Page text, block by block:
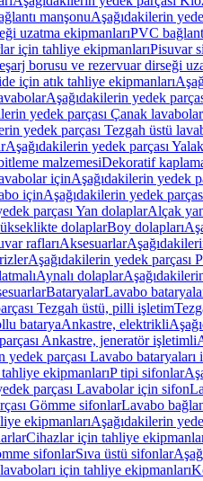
manşonuAşağıdakilerin
uzatma ekipmanlarıPVC
için tahliye ekipmanlarıPisuvar
borusu ve rezervuar dirseği
için atık tahliye ekipmanları
Aşağıdakilerin yedek
yedek parçası Çanak lavabolar
yedek parçası Tezgah üstü
Aşağıdakilerin yedek parçası
malzemesiDekoratif
içinAşağıdakilerin yedek
içinAşağıdakilerin yedek
parçası Yan dolaplarAlçak
dolaplarBoy dolapları
raflarıAksesuarlar
Aşağıdakilerin yedek parçası
Aynalı dolaplar
BataryalarLavabo
Tezgah üstü, pilli işletim
bataryaAnkastre, elektrikli
Ankastre, jeneratör işletimli
yedek parçası Lavabo bataryaları
ekipmanlarıP tipi sifonlar
parçası Lavabolar için sifon
Gömme sifonlarLavabo
ekipmanlarıAşağıdakilerin
Cihazlar için tahliye
sifonlarSıva üstü sifonlar
için tahliye ekipmanları